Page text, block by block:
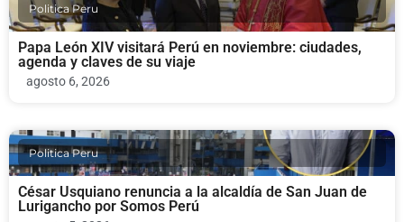
Politica Peru
Papa León XIV visitará Perú en noviembre: ciudades,
agenda y claves de su viaje
agosto 6, 2026
Politica Peru
César Usquiano renuncia a la alcaldía de San Juan de
Lurigancho por Somos Perú